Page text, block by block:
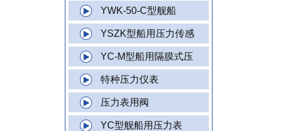
YWK-50-C型舰船
YSZK型船用压力传感
YC-M型船用隔膜式压
特种压力仪表
压力表用阀
YC型舰船用压力表